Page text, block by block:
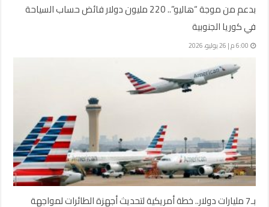
بدعم من موجة “هاليو”.. 220 مليون دولار فائض حساب السياحة
في كوريا الجنوبية
6:00 م | 26 يوليو، 2026
بـ7 مليارات دولار.. خطة أمريكية لتحديث أجهزة الطائرات لمواجهة